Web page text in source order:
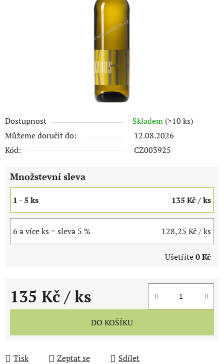
Dostupnost Skladem (>10 ks)
Můžeme doručit do:
12.08.2026
Kód:
CZ003925
Množstevní sleva
1 - 5 ks 135 Kč/ ks
6 a více ks = sleva 5 % 128,25 Kč/ ks
Ušetříte0 Kč
135 Kč / ks
Měrná cena:
DO KOŠÍKU
Tisk Zeptat se Sdílet